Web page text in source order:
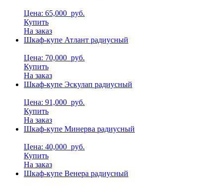
Цена: 65,000 руб.
Купить
На заказ
Шкаф-купе Атлант радиусный
Цена: 70,000 руб.
Купить
На заказ
Шкаф-купе Эскулап радиусный
Цена: 91,000 руб.
Купить
На заказ
Шкаф-купе Минерва радиусный
Цена: 40,000 руб.
Купить
На заказ
Шкаф-купе Венера радиусный